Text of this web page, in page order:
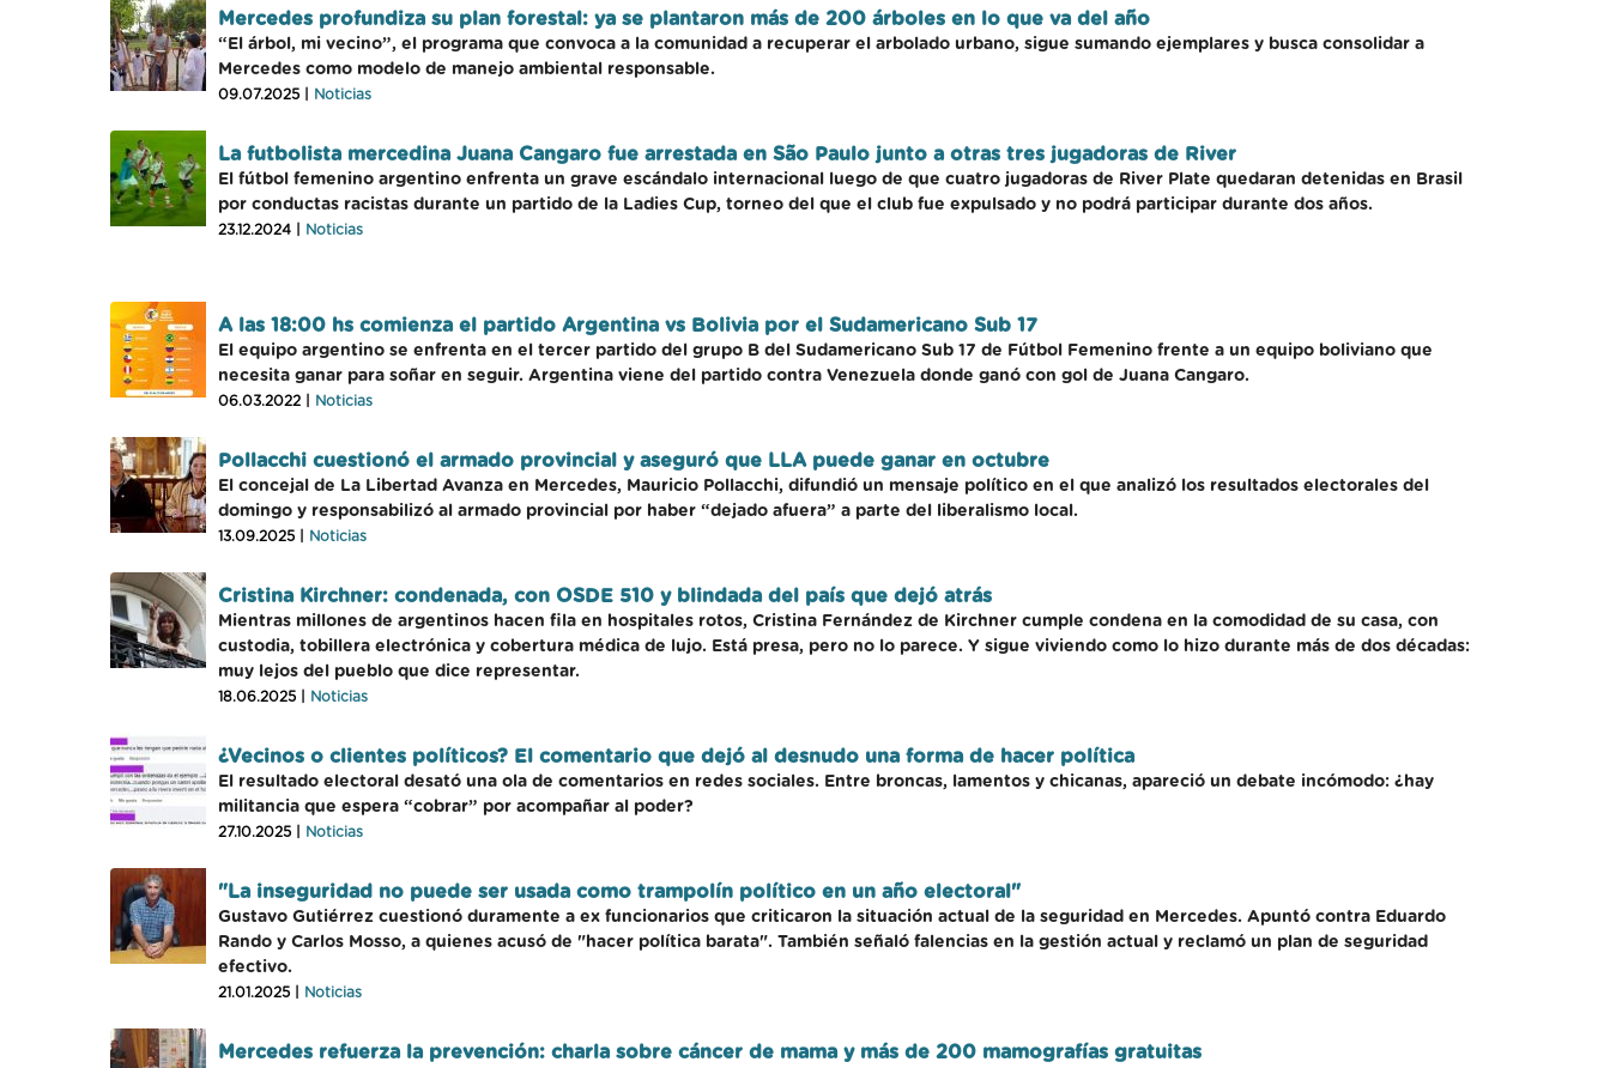
Mercedes profundiza su plan forestal: ya se plantaron más de 200 árboles en lo que va del año
“El árbol, mi vecino”, el programa que convoca a la comunidad a recuperar el arbolado urbano, sigue sumando ejemplares y busca consolidar a
Mercedes como modelo de manejo ambiental responsable.
09.07.2025 | Noticias
La futbolista mercedina Juana Cangaro fue arrestada en São Paulo junto a otras tres jugadoras de River
El fútbol femenino argentino enfrenta un grave escándalo internacional luego de que cuatro jugadoras de River Plate quedaran detenidas en Brasil
por conductas racistas durante un partido de la Ladies Cup, torneo del que el club fue expulsado y no podrá participar durante dos años.
23.12.2024 | Noticias
A las 18:00 hs comienza el partido Argentina vs Bolivia por el Sudamericano Sub 17
El equipo argentino se enfrenta en el tercer partido del grupo B del Sudamericano Sub 17 de Fútbol Femenino frente a un equipo boliviano que
necesita ganar para soñar en seguir. Argentina viene del partido contra Venezuela donde ganó con gol de Juana Cangaro.
06.03.2022 | Noticias
Pollacchi cuestionó el armado provincial y aseguró que LLA puede ganar en octubre
El concejal de La Libertad Avanza en Mercedes, Mauricio Pollacchi, difundió un mensaje político en el que analizó los resultados electorales del
domingo y responsabilizó al armado provincial por haber “dejado afuera” a parte del liberalismo local.
13.09.2025 | Noticias
Cristina Kirchner: condenada, con OSDE 510 y blindada del país que dejó atrás
Mientras millones de argentinos hacen fila en hospitales rotos, Cristina Fernández de Kirchner cumple condena en la comodidad de su casa, con
custodia, tobillera electrónica y cobertura médica de lujo. Está presa, pero no lo parece. Y sigue viviendo como lo hizo durante más de dos décadas:
muy lejos del pueblo que dice representar.
18.06.2025 | Noticias
¿Vecinos o clientes políticos? El comentario que dejó al desnudo una forma de hacer política
El resultado electoral desató una ola de comentarios en redes sociales. Entre broncas, lamentos y chicanas, apareció un debate incómodo: ¿hay
militancia que espera “cobrar” por acompañar al poder?
27.10.2025 | Noticias
"La inseguridad no puede ser usada como trampolín político en un año electoral"
Gustavo Gutiérrez cuestionó duramente a ex funcionarios que criticaron la situación actual de la seguridad en Mercedes. Apuntó contra Eduardo
Rando y Carlos Mosso, a quienes acusó de "hacer política barata". También señaló falencias en la gestión actual y reclamó un plan de seguridad
efectivo.
21.01.2025 | Noticias
Mercedes refuerza la prevención: charla sobre cáncer de mama y más de 200 mamografías gratuitas